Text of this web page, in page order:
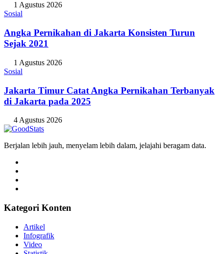
1 Agustus 2026
Sosial
Angka Pernikahan di Jakarta Konsisten Turun
Sejak 2021
1 Agustus 2026
Sosial
Jakarta Timur Catat Angka Pernikahan Terbanyak
di Jakarta pada 2025
4 Agustus 2026
Berjalan lebih jauh, menyelam lebih dalam, jelajahi beragam data.
Kategori Konten
Artikel
Infografik
Video